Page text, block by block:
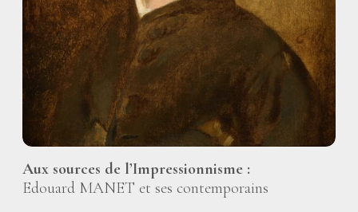
Aux sources de l’Impressionnisme :
Edouard MANET et ses contemporains